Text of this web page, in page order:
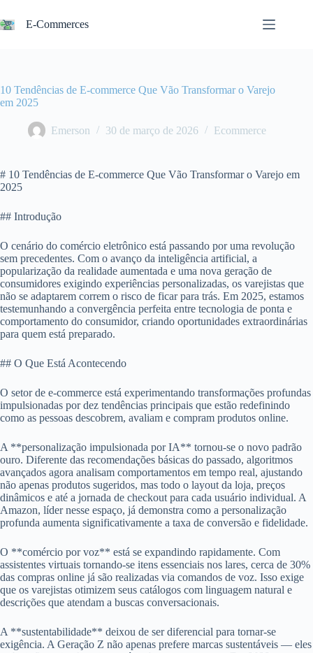
para
o
E-Commerces
10 Tendências de E-commerce Que Vão Transformar o Varejo
em 2025
Emerson 30 de março de 2026 Ecommerce
# 10 Tendências de E-commerce Que Vão Transformar o Varejo em
2025
## Introdução
O cenário do comércio eletrônico está passando por uma revolução
sem precedentes. Com o avanço da inteligência artificial, a
popularização da realidade aumentada e uma nova geração de
consumidores exigindo experiências personalizadas, os varejistas que
não se adaptarem correm o risco de ficar para trás. Em 2025, estamos
testemunhando a convergência perfeita entre tecnologia de ponta e
comportamento do consumidor, criando oportunidades extraordinárias
para quem está preparado.
## O Que Está Acontecendo
O setor de e-commerce está experimentando transformações profundas
impulsionadas por dez tendências principais que estão redefinindo
como as pessoas descobrem, avaliam e compram produtos online.
A **personalização impulsionada por IA** tornou-se o novo padrão
ouro. Diferente das recomendações básicas do passado, algoritmos
avançados agora analisam comportamentos em tempo real, ajustando
não apenas produtos sugeridos, mas todo o layout da loja, preços
dinâmicos e até a jornada de checkout para cada usuário individual. A
Amazon, líder nesse espaço, já demonstra como a personalização
profunda aumenta significativamente a taxa de conversão e fidelidade.
O **comércio por voz** está se expandindo rapidamente. Com
assistentes virtuais tornando-se itens essenciais nos lares, cerca de 30%
das compras online já são realizadas via comandos de voz. Isso exige
que os varejistas otimizem seus catálogos com linguagem natural e
descrições que atendam a buscas conversacionais.
A **sustentabilidade** deixou de ser diferencial para tornar-se
exigência. A Geração Z não apenas prefere marcas sustentáveis — eles